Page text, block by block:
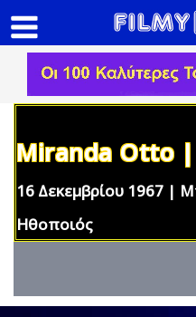
Miranda Otto
16 Δεκεμβρίου 1967 |
Ηθοποιός